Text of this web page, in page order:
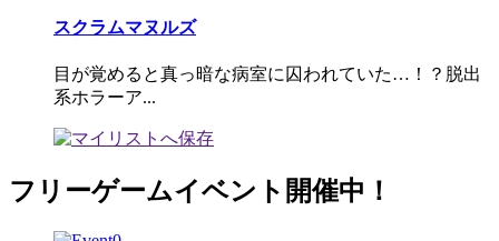
スクラムマヌルズ
目が覚めると真っ暗な病室に囚われていた…！？脱出
系ホラーア...
フリーゲームイベント開催中！